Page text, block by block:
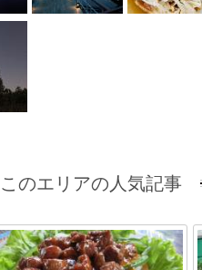
このエリアの人気記事